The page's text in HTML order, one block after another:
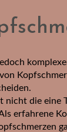
die eine
erfahrene